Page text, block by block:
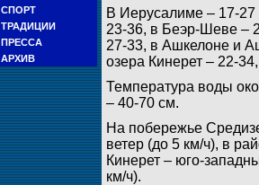
СПОРТ
ТРАДИЦИИ
ПРЕССА
АРХИВ
В Иерусалиме – 17-27
23-36, в Беэр-Шеве –
27-33, в Ашкелоне и
озера Кинерет – 22-
Температура воды
– 40-70 см.
На побережье
ветер (до 5 км/ч), в
Кинерет – юго-
км/ч).